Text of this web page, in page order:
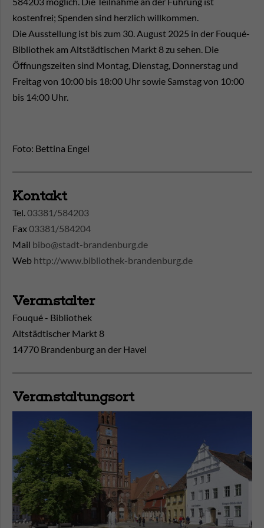
kostenfrei; Spenden sind herzlich willkommen.
Die Ausstellung ist bis zum 30. August 2025 in der Fouqué-
Bibliothek am Altstädtischen Markt 8 zu sehen. Die
Öffnungszeiten sind Montag, Dienstag, Donnerstag und
Freitag von 10:00 bis 18:00 Uhr sowie Samstag von 10:00
bis 14:00 Uhr.
Foto: Bettina Engel
Kontakt
Tel.03381/584203
Fax03381/584204
Mail bibo@stadt-brandenburg.de
Web http://www.bibliothek-brandenburg.de
Veranstalter
Fouqué - Bibliothek
Altstädtischer Markt 8
14770 Brandenburg an der Havel
Veranstaltungsort